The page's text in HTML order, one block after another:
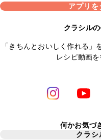
アプリを
クラシル
「きちんとおいしく作れる
レシピ動画
何かお気づ
クラシ